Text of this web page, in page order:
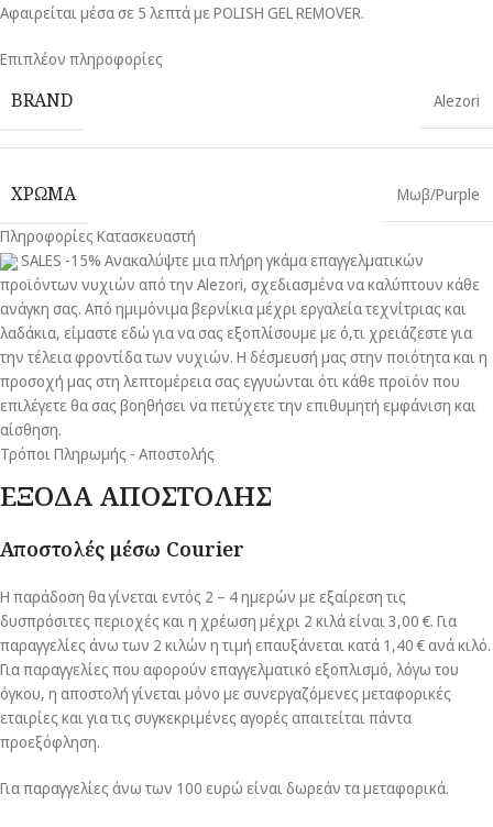
Αφαιρείται μέσα σε 5 λεπτά με POLISH GEL REMOVER.
Επιπλέον πληροφορίες
BRAND Alezori
ΧΡΩΜΑ
Μωβ/Purple
Πληροφορίες Κατασκευαστή
SALES -15% Ανακαλύψτε μια πλήρη γκάμα επαγγελματικών
προϊόντων νυχιών από την Alezori, σχεδιασμένα να καλύπτουν κάθε
ανάγκη σας. Από ημιμόνιμα βερνίκια μέχρι εργαλεία τεχνίτριας και
λαδάκια, είμαστε εδώ για να σας εξοπλίσουμε με ό,τι χρειάζεστε για
την τέλεια φροντίδα των νυχιών. Η δέσμευσή μας στην ποιότητα και η
προσοχή μας στη λεπτομέρεια σας εγγυώνται ότι κάθε προϊόν που
επιλέγετε θα σας βοηθήσει να πετύχετε την επιθυμητή εμφάνιση και
αίσθηση.
Τρόποι Πληρωμής - Αποστολής
ΕΞΟΔΑ ΑΠΟΣΤΟΛΗΣ
Αποστολές μέσω Courier
Η παράδοση θα γίνεται εντός 2 – 4 ημερών με εξαίρεση τις
δυσπρόσιτες περιοχές και η χρέωση μέχρι 2 κιλά είναι 3,00 €. Για
παραγγελίες άνω των 2 κιλών η τιμή επαυξάνεται κατά 1,40 € ανά κιλό.
Για παραγγελίες που αφορούν επαγγελματικό εξοπλισμό, λόγω του
όγκου, η αποστολή γίνεται μόνο με συνεργαζόμενες μεταφορικές
εταιρίες και για τις συγκεκριμένες αγορές απαιτείται πάντα
προεξόφληση.
Για παραγγελίες άνω των 100 ευρώ είναι δωρεάν τα μεταφορικά.